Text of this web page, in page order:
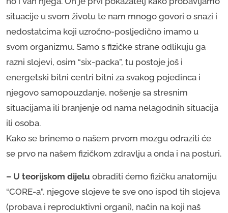
situacije u svom životu te nam mnogo govori o snazi i
nedostatcima koji uzročno-posljedično imamo u
svom organizmu. Samo s fizičke strane odlikuju ga
razni slojevi, osim “six-packa”, tu postoje još i
energetski bitni centri bitni za svakog pojedinca i
njegovo samopouzdanje, nošenje sa stresnim
situacijama ili branjenje od nama nelagodnih situacija
ili osoba.
Kako se brinemo o našem prvom mozgu odraziti će
se prvo na našem fizičkom zdravlju a onda i na posturi.
– U teorijskom dijelu obraditi ćemo fizičku anatomiju
“CORE-a”, njegove slojeve te sve ono ispod tih slojeva
(probava i reproduktivni organi), način na koji naš